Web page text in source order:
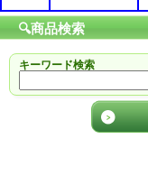
🔍商品検索
キーワード検索